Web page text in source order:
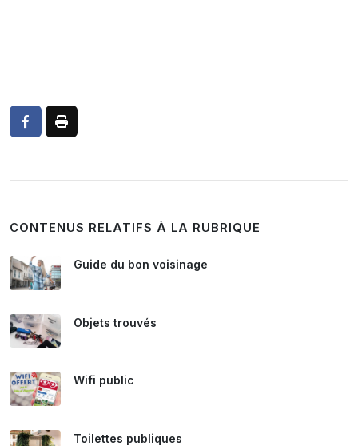
CONTENUS RELATIFS À LA RUBRIQUE
Guide du bon voisinage
Objets trouvés
Wifi public
Toilettes publiques